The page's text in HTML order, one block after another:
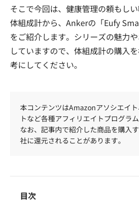
そこで今回は、健康管理の頼もし
体組成計から、Ankerの「Eufy
をご紹介します。シリーズの魅力
していますので、体組成計の購入
考にしてください。
本コンテンツはAmazonアソシエイ
トなど各種アフィリエイトプログラ
なお、記事内で紹介した商品を購入
社に還元されることがあります。
目次